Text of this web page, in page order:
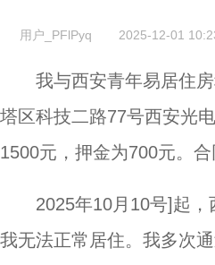
用户_PFlPyq 2025-12-01
我与西安青年易居住
塔区科技二路77号西安光
1500元，押金为700元。
2025年10月10号]起
我无法正常居住。我多次